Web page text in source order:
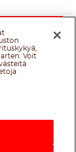
Voit